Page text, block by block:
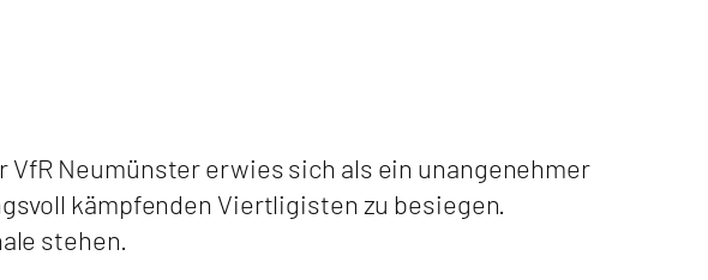
Neumünster erwies sich als ein unangenehmer
kämpfenden Viertligisten zu besiegen.
stehen.